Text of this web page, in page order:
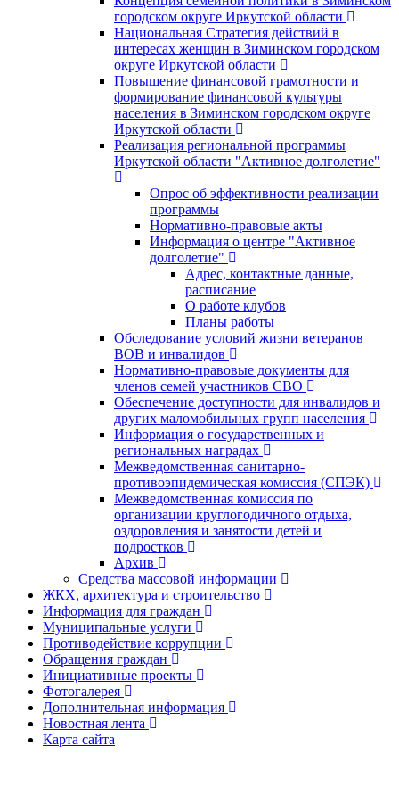
городском округе Иркутской области
Национальная Стратегия действий в
интересах женщин в Зиминском городском
округе Иркутской области
Повышение финансовой грамотности и
формирование финансовой культуры
населения в Зиминском городском округе
Иркутской области
Реализация региональной программы
Иркутской области "Активное долголетие"
Опрос об эффективности реализации
программы
Нормативно-правовые акты
Информация о центре "Активное
долголетие"
Адрес, контактные данные,
расписание
О работе клубов
Планы работы
Обследование условий жизни ветеранов
ВОВ и инвалидов
Нормативно-правовые документы для
членов семей участников СВО
Обеспечение доступности для инвалидов и
других маломобильных групп населения
Информация о государственных и
региональных наградах
Межведомственная санитарно-
противоэпидемическая комиссия (СПЭК)
Межведомственная комиссия по
организации круглогодичного отдыха,
оздоровления и занятости детей и
подростков
Архив
Средства массовой информации
ЖКХ, архитектура и строительство
Информация для граждан
Муниципальные услуги
Противодействие коррупции
Обращения граждан
Инициативные проекты
Фотогалерея
Дополнительная информация
Новостная лента
Карта сайта